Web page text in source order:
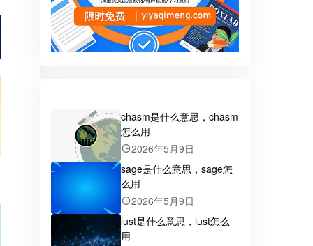
chasm是什么意思，chasm
怎么用
2026年5月9日
sage是什么意思，sage怎
么用
2026年5月9日
lust是什么意思，lust怎么
用